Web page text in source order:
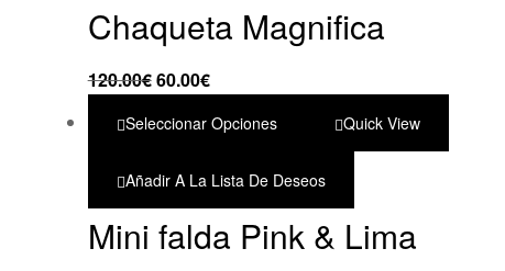
Chaqueta Magnifica
120.00€60.00€
Seleccionar Opciones Quick View
Añadir A La Lista De Deseos
Mini falda Pink & Lima